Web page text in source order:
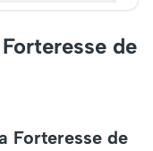
de
Forteresse de